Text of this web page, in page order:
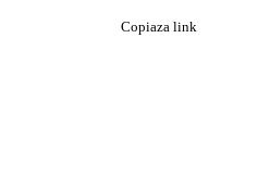
Copiaza link